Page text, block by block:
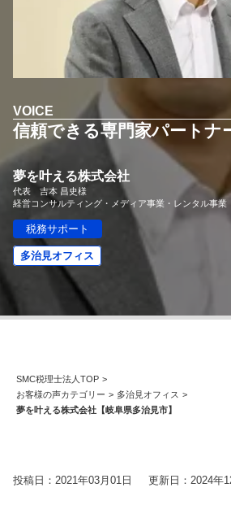
税理士変更をお考え
税理士顧問
【2026年9.10.11月開催 20期記念特別企画】
【2026年開催 第2期】銀行対応基礎講座(全5回)
【2026年開催】PAL共催：第3回日本一の決算
保護中: 【2026年9.10.11月開催】第20期中津川
【2026年10.11.12月開催】第4回：節税セミナー
【2026年開催】決算書の読み方セミナー
【2026年開催】初心者さんの会社経営塾
開催中の相談会
【新サービス開始】経営・資金繰り無料相談室
単発セミナー
役員貸付金はデメリットだ
らけ！減らし方と注意点に
ついてわかりやすく解説！
経営改善トピック
役員借入金に
のメリット・
返済以外の解
て解説！
経営情報コラム一覧
確定申告コラム
顧問契約コラム
帳簿・決算書コラム
経営改善コラム
資金調達コラム
税務調査コラム
確定拠出年金コラム
東京オフィス
多治見オフィス
無料で資料ダウンロ
ダウンロードコンテンツ一覧
VOICE
信頼できる専門家パートナ
夢を叶える株式会社
代表 吉本 昌史様
経営コンサルティング・メディア事業・レンタル事業
税務サポート
多治見オフィス
SMC税理士法人TOP >
お客様の声カテゴリー > 多治見オフィス >
夢を叶える株式会社【岐阜県多治見市】
投稿日：2021年03月01日 更新日：2024年